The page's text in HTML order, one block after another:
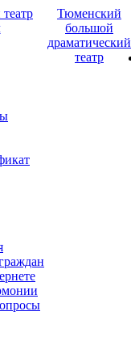
Тюменский
большой
драматический
театр